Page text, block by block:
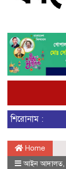
শিরোনাম :
Home
আইন আদালত,